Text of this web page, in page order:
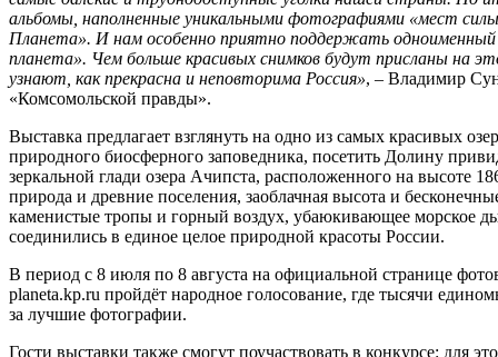
альбомы, наполненные уникальными фотографиями «мест
Планета». И нам особенно приятно поддержать
планета». Чем больше красивых снимков будут присланы на
узнают, как прекрасна и неповторима Россия», – Владимир
«Комсомольской правды».
Выставка предлагает взглянуть на одно из самых красивых
природного биосферного заповедника, посетить Долину
зеркальной глади озера Ачипста, расположенного на высоте
природа и древние поселения, заоблачная высота и
каменистые тропы и горный воздух, убаюкивающее морское
соединились в единое целое природной красоты России.
В период с 8 июля по 8 августа на официальной странице
planeta.kp.ru пройдёт народное голосование, где тысячи
за лучшие фотографии.
Гости выставки также смогут поучаствовать в конкурсе: для